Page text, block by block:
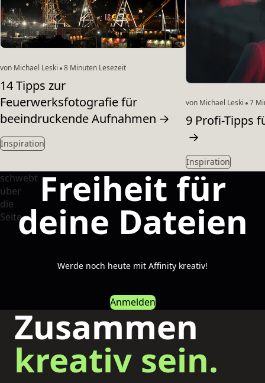
von Michael Leski 8 Minuten Lesezeit
14 Tipps zur
Feuerwerksfotografie für
beeindruckende Aufnahmen →
Inspiration
von Michael Leski 7
9 Profi-Tipps
→
Inspiration
Freiheit für
deine Dateien
Werde noch heute mit Affinity kreativ!
Anmelden
Zusammen
kreativ sein.